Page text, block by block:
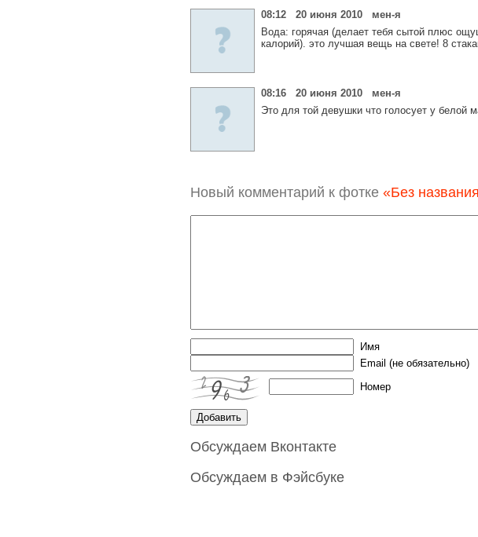
08:12 20 июня 2010 мен-я
Вода: горячая (делает тебя сытой плюс
калорий). это лучшая вещь на свете! 8
08:16 20 июня 2010 мен-я
Это для той девушки что голосует у белой
Новый комментарий к фотке «Без
Имя
Email (не обязательно)
Номер
Обсуждаем Вконтакте
Обсуждаем в Фэйсбуке